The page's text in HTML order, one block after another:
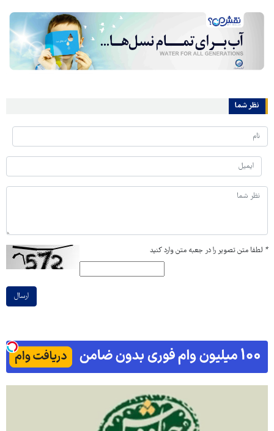
نظر شما
* لطفا متن تصویر را در جعبه متن وارد کنید
ارسال